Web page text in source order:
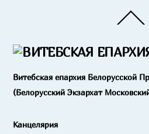
To
Витебская епархия Белорусской
(Белорусский Экзархат
Канцелярия